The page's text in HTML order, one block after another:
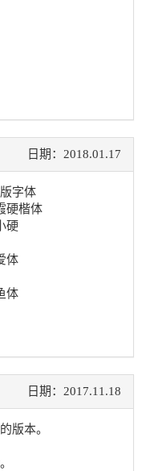
日期：2018.01.17
字体
硬楷体
硬
体
体
日期：2017.11.18
版本。